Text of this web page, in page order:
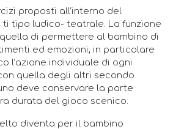
proposti all’interno del
tipo ludico- teatrale. La funzione
di permettere al bambino di
ed emozioni; in particolare
l’azione individuale di ogni
quella degli altri secondo
deve conservare la parte
durata del gioco scenico.
diventa per il bambino